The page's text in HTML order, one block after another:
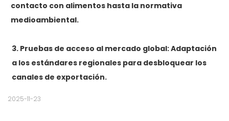
contacto con alimentos hasta la normativa
medioambiental.
3. Pruebas de acceso al mercado global: Adaptación
a los estándares regionales para desbloquear los
canales de exportación.
2025-11-23